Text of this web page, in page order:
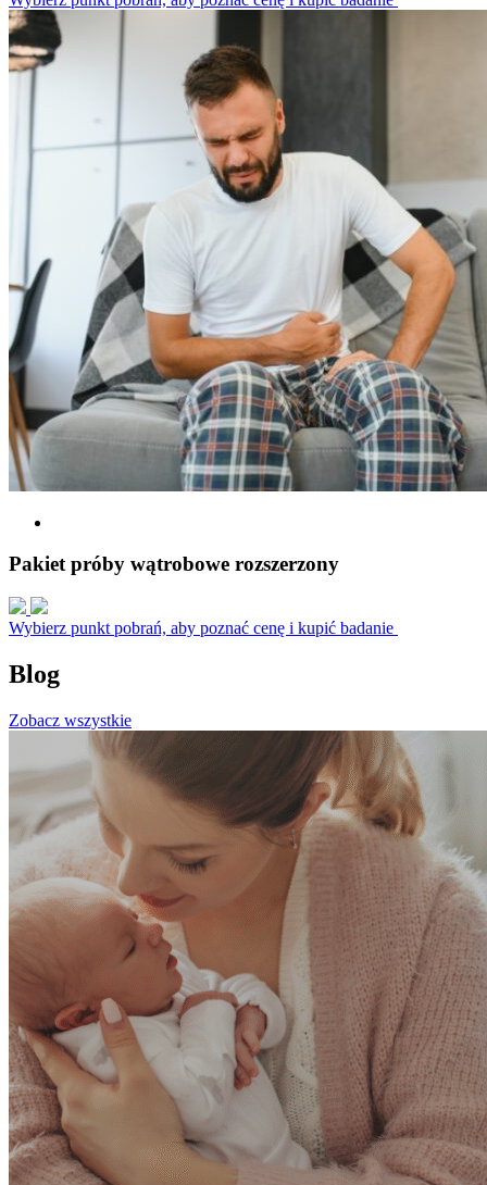
Pakiet próby wątrobowe rozszerzony
Wybierz punkt pobrań, aby poznać cenę i kupić badanie
Blog
Zobacz wszystkie